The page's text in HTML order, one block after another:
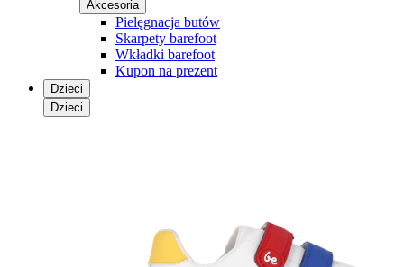
Akcesoria
Pielęgnacja butów
Skarpety barefoot
Wkładki barefoot
Kupon na prezent
Dzieci
Dzieci